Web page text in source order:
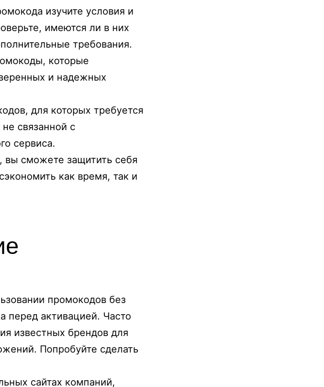
изучите условия и
имеются ли в них
требования.
которые
и надежных
для которых требуется
связанной с
сервиса.
вы сможете защитить себя
как время, так и
промокодов без
перед активацией. Часто
известных брендов для
Попробуйте сделать
сайтах компаний,